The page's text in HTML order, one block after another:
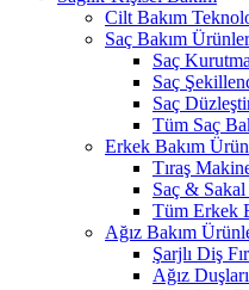
Cilt Bakım
Saç Bakım
Saç
Saç
Saç
Tüm Saç
Erkek Bakım
Tıraş
Saç &
Tüm Erkek
Ağız Bakım
Şarjlı Diş
Ağız Duşları